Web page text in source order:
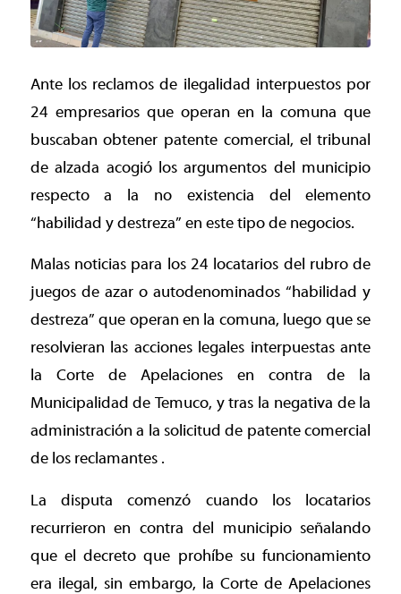
Ante los reclamos de ilegalidad interpuestos por
24 empresarios que operan en la comuna que
buscaban obtener patente comercial, el tribunal
de alzada acogió los argumentos del municipio
respecto a la no existencia del elemento
“habilidad y destreza” en este tipo de negocios.
Malas noticias para los 24 locatarios del rubro de
juegos de azar o autodenominados “habilidad y
destreza” que operan en la comuna, luego que se
resolvieran las acciones legales interpuestas ante
la Corte de Apelaciones en contra de la
Municipalidad de Temuco, y tras la negativa de la
administración a la solicitud de patente comercial
de los reclamantes .
La disputa comenzó cuando los locatarios
recurrieron en contra del municipio señalando
que el decreto que prohíbe su funcionamiento
era ilegal, sin embargo, la Corte de Apelaciones